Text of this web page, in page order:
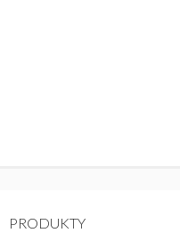
PRODUKTY